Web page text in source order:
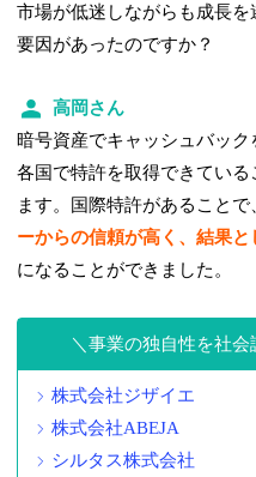
市場が低迷しながらも成長
要因があったのですか？
高岡さん
暗号資産でキャッシュバッ
各国で特許を取得できてい
ます。国際特許があることで
ーからの信頼が高く、結果
になることができました。
事業の独自性を社
株式会社ジザイエ
株式会社ABEJA
シルタス株式会社